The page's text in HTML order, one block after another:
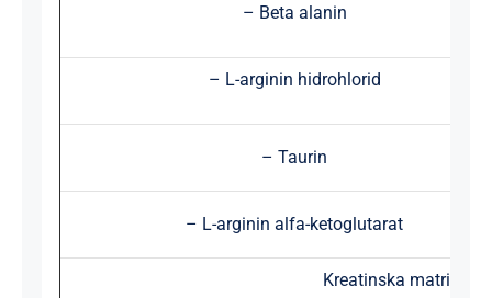
– Beta alanin
– L-arginin hidrohlorid
– Taurin
– L-arginin alfa-ketoglutarat
Kreatinska matrica